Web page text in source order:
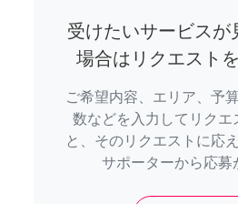
受けたいサービスが
場合はリクエスト
ご希望内容、エリア、予
数などを入力してリクエ
と、そのリクエストに応
サポーターから応募